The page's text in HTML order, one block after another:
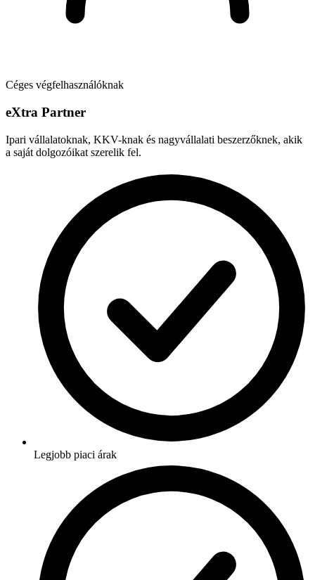
Céges végfelhasználóknak
eXtra Partner
Ipari vállalatoknak, KKV-knak és nagyvállalati beszerzőknek, akik
a saját dolgozóikat szerelik fel.
Legjobb piaci árak